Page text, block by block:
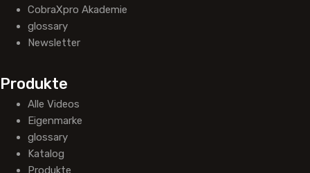
CobraXpro Akademie
glossary
Newsletter
Produkte
Alle Videos
Eigenmarke
glossary
Katalog
Produkte